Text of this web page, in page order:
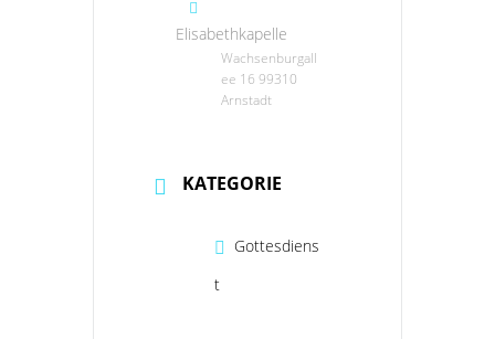
Elisabethkapelle
Wachsenburgall
ee 16 99310
Arnstadt
KATEGORIE
Gottesdiens
t